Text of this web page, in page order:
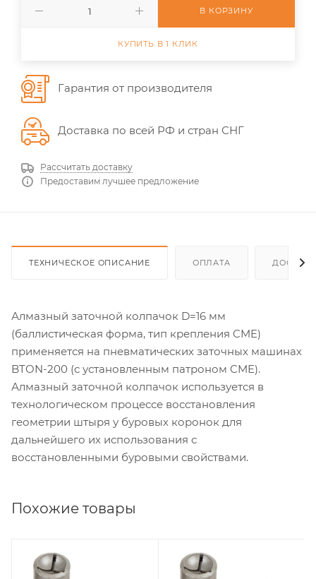
В КОРЗИНУ
КУПИТЬ В 1 КЛИК
Гарантия от производителя
Доставка по всей РФ и стран СНГ
Рассчитать доставку
Предоставим лучшее предложение
ТЕХНИЧЕСКОЕ ОПИСАНИЕ ОПЛАТА
Алмазный заточной колпачок D=16 мм
(баллистическая форма, тип крепления CME)
применяется на пневматических заточных машинах
BTON-200 (с установленным патроном CME).
Алмазный заточной колпачок используется в
технологическом процессе восстановления
геометрии штыря у буровых коронок для
дальнейшего их использования с
восстановленными буровыми свойствами.
Похожие товары
Геометрия заточки
баллистика
Геометрия заточки
сфера